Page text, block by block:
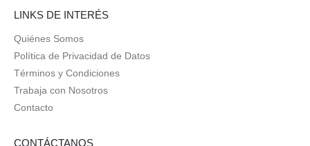
LINKS DE INTERÉS
Quiénes Somos
Política de Privacidad de Datos
Términos y Condiciones
Trabaja con Nosotros
Contacto
CONTÁCTANOS